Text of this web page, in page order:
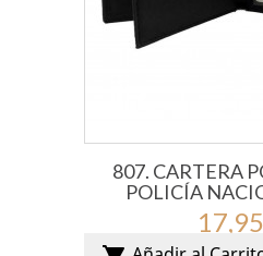
807. CARTERA
POLICÍA